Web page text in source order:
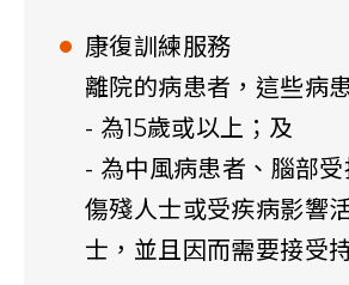
康復訓練服務
離院的病患者，這些病
- 為15歲或以上；及
- 為中風病患者、腦部
傷殘人士或受疾病影響
士，並且因而需要接受